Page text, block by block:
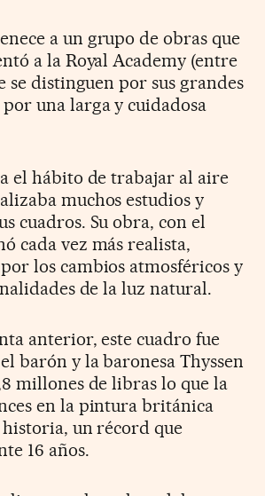
a un grupo de obras que
a la Royal Academy (entre
se distinguen por sus grandes
una larga y cuidadosa
el hábito de trabajar al aire
muchos estudios y
cuadros. Su obra, con el
cada vez más realista,
los cambios atmosféricos y
de la luz natural.
anterior, este cuadro fue
barón y la baronesa Thyssen
millones de libras lo que la
en la pintura británica
historia, un récord que
16 años.